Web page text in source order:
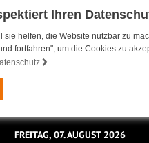
Ihren
sie helfen, die Website nutzbar zu
fortfahren", um die Cookies zu
FREITAG, 07. AUGUST 2026